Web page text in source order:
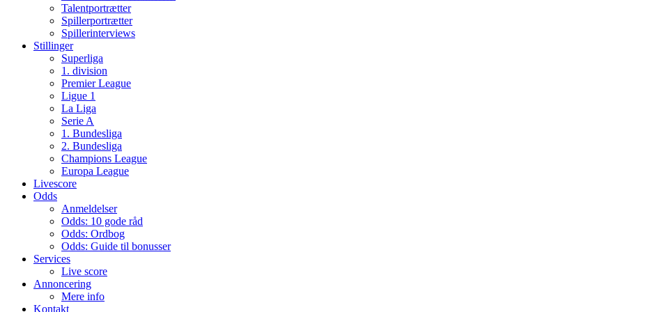
Talentportrætter
Spillerportrætter
Spillerinterviews
Stillinger
Superliga
1. division
Premier League
Ligue 1
La Liga
Serie A
1. Bundesliga
2. Bundesliga
Champions League
Europa League
Livescore
Odds
Anmeldelser
Odds: 10 gode råd
Odds: Ordbog
Odds: Guide til bonusser
Services
Live score
Annoncering
Mere info
Kontakt